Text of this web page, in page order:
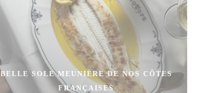
BELLE SOLE MEUNIÈRE DE NOS CÔTES
FRANÇAISES